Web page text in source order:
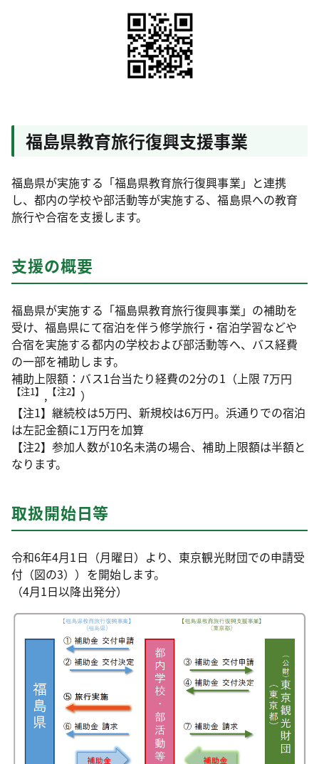
福島県教育旅行復興支援事業
福島県が実施する「福島県教育旅行復興事業」と連携
し、都内の学校や部活動等が実施する、福島県への教育
旅行や合宿を支援します。
支援の概要
福島県が実施する「福島県教育旅行復興事業」の補助を
受け、福島県にて宿泊を伴う修学旅行・宿泊学習などや
合宿を実施する都内の学校および部活動等へ、バス経費
の一部を補助します。
補助上限額：バス1台当たり経費の2分の1（上限 7万円
【注1】 , 【注2】 ）
【注1】継続校は5万円、新規校は6万円。浜通りでの宿泊
は左記金額に1万円を加算
【注2】参加人数が10名未満の場合、補助上限額は半額と
なります。
取扱開始日等
令和6年4月1日（月曜日）より、東京観光財団での申請受
付（図の3））を開始します。
（4月1日以降出発分）